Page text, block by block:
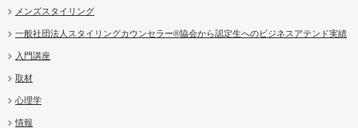
メンズスタイリング
一般社団法人スタイリングカウンセラー®協会から認定生へのビジネスアテンド実績
入門講座
取材
心理学
情報